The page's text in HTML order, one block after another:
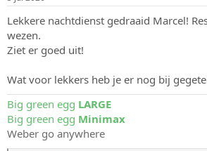
:
Lekkere nachtdienst gedraaid Marcel!
wezen.
Ziet er goed uit!
Wat voor lekkers heb je er nog bij
Big green egg LARGE
Big green egg Minimax
Weber go anywhere